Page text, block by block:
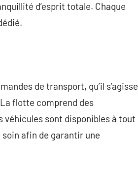
d’esprit totale. Chaque
de transport, qu’il s’agisse
flotte comprend des
véhicules sont disponibles à tout
afin de garantir une